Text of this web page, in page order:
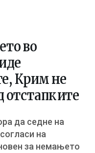
во
Крим не
отстапките
да седне на
на
за немањето